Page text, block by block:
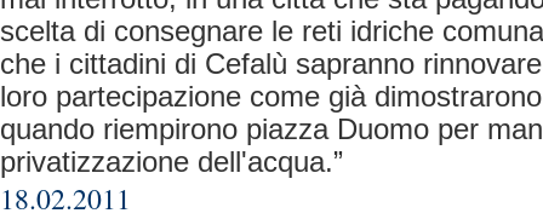
scelta di consegnare le reti idriche
che i cittadini di Cefalù sapranno
loro partecipazione come già
quando riempirono piazza Duomo per
privatizzazione dell'acqua.”
18.02.2011